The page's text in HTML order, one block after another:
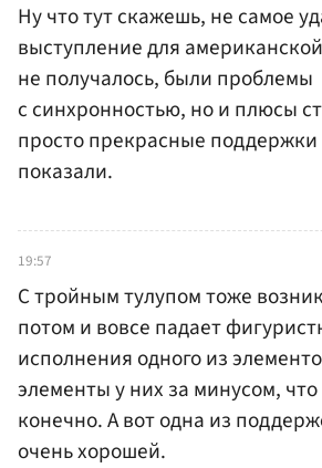
Ну что тут скажешь, не самое
выступление для
не получалось, были проблемы
с синхронностью, но и плюсы
просто прекрасные поддержки
показали.
19:57
С тройным тулупом тоже
потом и вовсе падает
исполнения одного из
элементы у них за минусом, что
конечно. А вот одна из
очень хорошей.